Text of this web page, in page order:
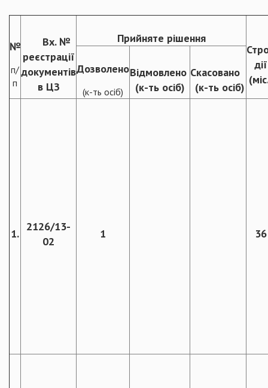
№
п/
п
Вх. №
реєстрації
документів
в ЦЗ
Прийняте рішення
дії
Дозволено
(к-ть осіб)
Відмовлено
(к-ть осіб)
Скасовано
(к-ть осіб)
1.
2126/13-
02
1 36